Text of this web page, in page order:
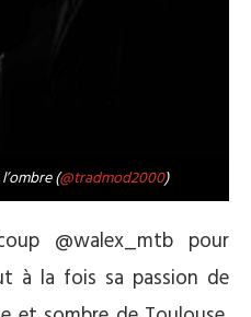
(@tradmod2000)
@walex_mtb pour
à la fois sa passion de